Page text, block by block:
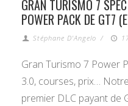
GRAN TURISMO 7
POWER PACK DE GT7
Stéphane D'Angelo /
Gran Turismo 7 Power
3.0, courses, prix…
premier DLC payant de